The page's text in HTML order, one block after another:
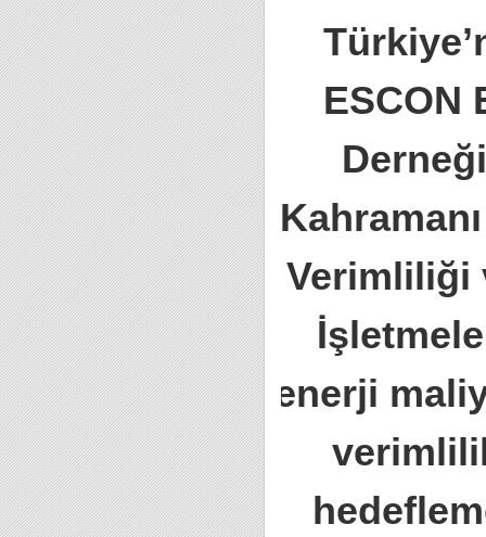
ESCON
Verimliliği
enerji